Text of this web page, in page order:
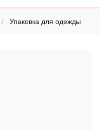
/ Упаковка для одежды